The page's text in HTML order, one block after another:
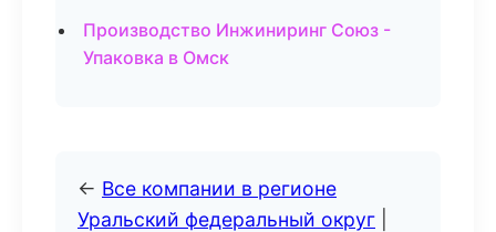
Производство Инжиниринг Союз -
Упаковка в Омск
← Все компании в регионе
Уральский федеральный округ